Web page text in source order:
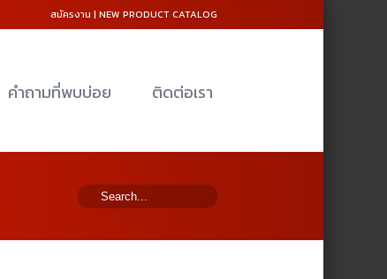
สมัครงาน | NEW PRODUCT CATALOG
คำถามที่พบบ่อย ติดต่อเรา